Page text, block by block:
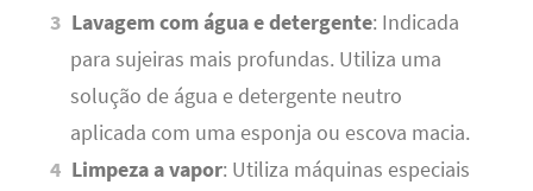
Lavagem com água e detergente: Indicada
para sujeiras mais profundas. Utiliza uma
solução de água e detergente neutro
aplicada com uma esponja ou escova macia.
Limpeza a vapor: Utiliza máquinas especiais